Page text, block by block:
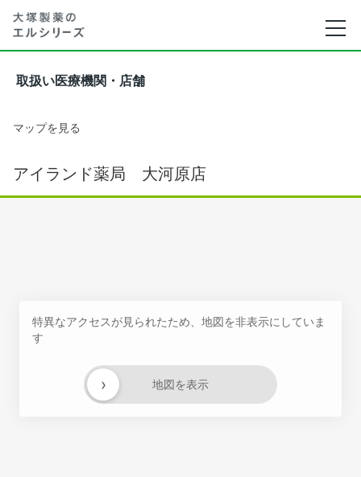
取扱い医療機関・店舗
マップを見る
アイランド薬局 大河原店
特異なアクセスが見られたため、地図を非表示にしていま
す
地図を表示
›